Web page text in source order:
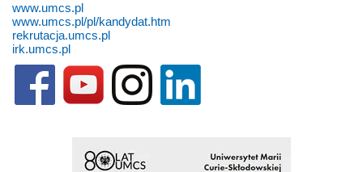
www.umcs.pl
www.umcs.pl/pl/kandydat.htm
rekrutacja.umcs.pl
irk.umcs.pl